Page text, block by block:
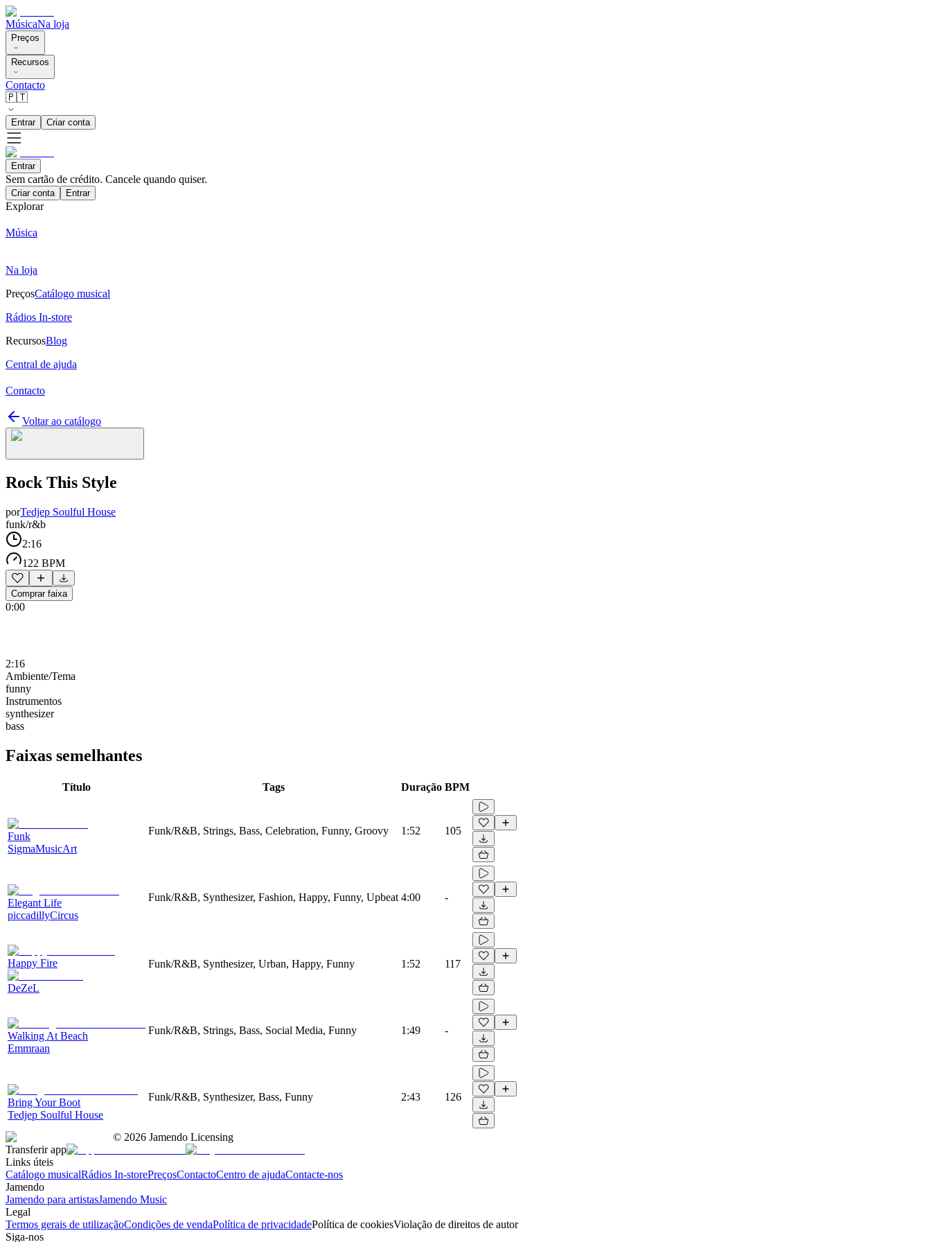
MúsicaNa loja
Preços
Recursos
Contacto
🇵🇹
Entrar Criar conta
Entrar
Sem cartão de crédito. Cancele quando quiser.
Criar conta Entrar
Explorar
Música
Na loja
PreçosCatálogo musical
Rádios In-store
RecursosBlog
Central de ajuda
Contacto
Voltar ao catálogo
Rock This Style
porTedjep Soulful House
funk/r&b
2:16
122 BPM
Comprar faixa
0:00
2:16
Ambiente/Tema
funny
Instrumentos
synthesizer
bass
Faixas semelhantes
Título Tags Duração BPM
Funk
SigmaMusicArt
Funk/R&B, Strings, Bass, Celebration, Funny, Groovy 1:52 105
Elegant Life
piccadillyCircus
Funk/R&B, Synthesizer, Fashion, Happy, Funny, Upbeat 4:00 -
Happy Fire
DeZeL
Funk/R&B, Synthesizer, Urban, Happy, Funny 1:52 117
Walking At Beach
Emmraan
Funk/R&B, Strings, Bass, Social Media, Funny 1:49 -
Bring Your Boot
Tedjep Soulful House
Funk/R&B, Synthesizer, Bass, Funny 2:43 126
© 2026 Jamendo Licensing
Transferir app
Links úteis
Catálogo musicalRádios In-storePreçosContactoCentro de ajudaContacte-nos
Jamendo
Jamendo para artistasJamendo Music
Legal
Termos gerais de utilizaçãoCondições de vendaPolítica de privacidadePolítica de cookiesViolação de direitos de autor
Siga-nos